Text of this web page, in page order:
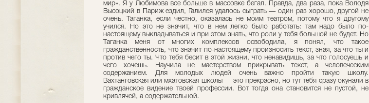
мир». Я у Любимова все больше в массовке бегал. Правда, два раза, пока Володя
Высоцкий в Париж ездил, Галилея удалось сыграть — один раз хорошо, другой не
очень. Таганка, если честно, оказалась не моим театром, потому что я другому
учился. Но это не значит, что в нем легко было работать: там надо было по-
настоящему выкладываться и при этом знать, что роли у тебя большой не будет. Но
Таганка меня от многих комплексов освободила, я понял, что такое
гражданственность, что значит по-настоящему произносить текст, зная, за что ты и
против чего ты. Что тебя бесит в этой жизни, что ненавидишь, за что голосуешь и
чего хочешь. Научила не мастерством прикрывать текст, а человеческим
содержанием. Для молодых людей очень важно пройти такую школу.
Вахтанговская или мхатовская школы — это прекрасно, но тут тебя сразу окунали в
гражданское видение твоей профессии. Вот тогда она становится не пустой, не
кривлячей, а содержательной.